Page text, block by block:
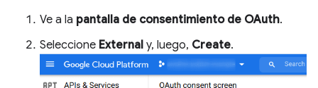
Ve a la pantalla de consentimiento de OAuth.
Seleccione External y, luego, Create.